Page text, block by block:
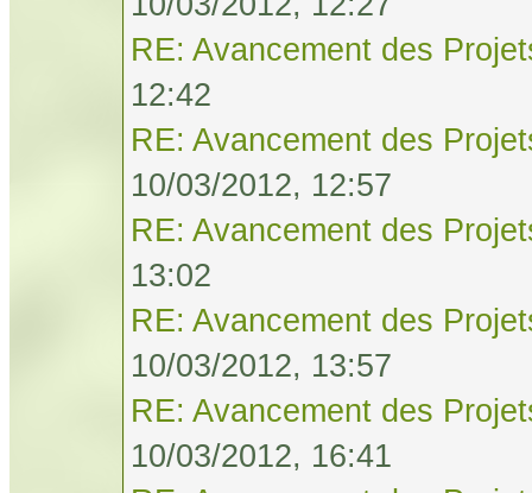
RE: Avancement des
12:42
RE: Avancement des
10/03/2012, 12:57
RE: Avancement des
13:02
RE: Avancement des
10/03/2012, 13:57
RE: Avancement des
10/03/2012, 16:41